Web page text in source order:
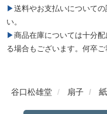
▶送料やお支払いについての詳しい詳細はご利用ガイドをご覧くださ
い。
▶商品在庫については十分配慮しておりますが、やむを得ず品切れとな
る場合もございます。何卒ご
谷口松雄堂 扇子